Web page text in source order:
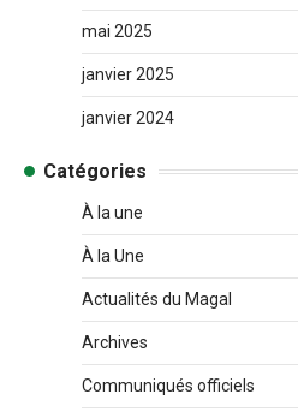
mai 2025
janvier 2025
janvier 2024
Catégories
À la une
À la Une
Actualités du Magal
Archives
Communiqués officiels